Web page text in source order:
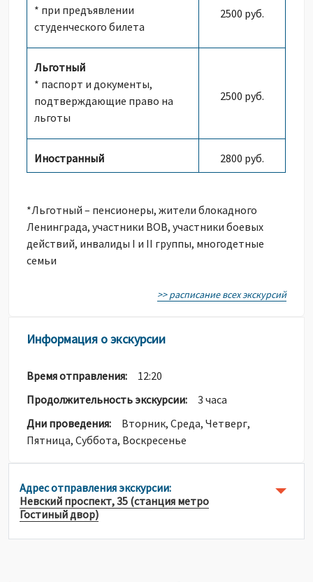
* при предъявлении
студенческого билета
2500 руб.
Льготный
* паспорт и документы,
подтверждающие право на
льготы
2500 руб.
Иностранный 2800 руб.
*Льготный – пенсионеры, жители блокадного
Ленинграда, участники ВОВ, участники боевых
действий, инвалиды I и II группы, многодетные
семьи
>> расписание всех экскурсий
Информация о экскурсии
Время отправления: 12:20
Продолжительность экскурсии: 3 часа
Дни проведения: Вторник, Среда, Четверг,
Пятница, Суббота, Воскресенье
Адрес отправления экскурсии:
Невский проспект, 35 (станция метро
Гостиный двор)